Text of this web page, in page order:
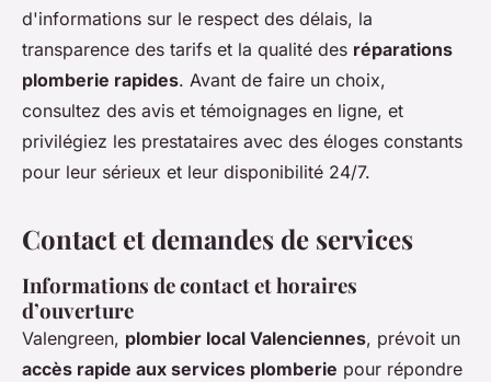
d'informations sur le respect des délais, la
transparence des tarifs et la qualité des réparations
plomberie rapides. Avant de faire un choix,
consultez des avis et témoignages en ligne, et
privilégiez les prestataires avec des éloges constants
pour leur sérieux et leur disponibilité 24/7.
Contact et demandes de services
Informations de contact et horaires
d’ouverture
Valengreen, plombier local Valenciennes, prévoit un
accès rapide aux services plomberie pour répondre